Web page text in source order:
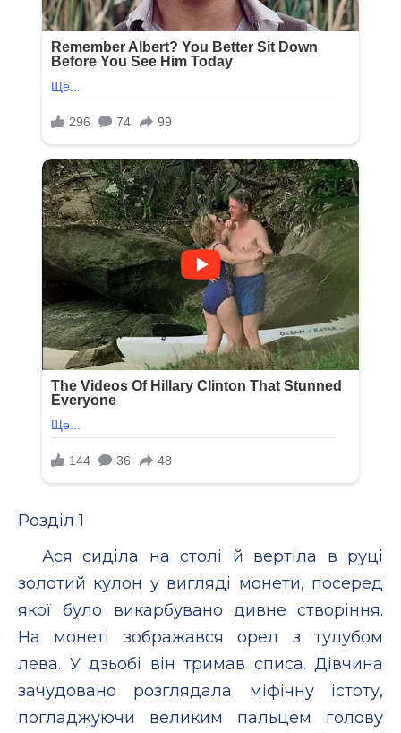
Розділ 1
Ася сиділа на столі й вертіла в руці
золотий кулон у вигляді монети, посеред
якої було викарбувано дивне створіння.
На монеті зображався орел з тулубом
лева. У дзьобі він тримав списа. Дівчина
зачудовано розглядала міфічну істоту,
погладжуючи великим пальцем голову